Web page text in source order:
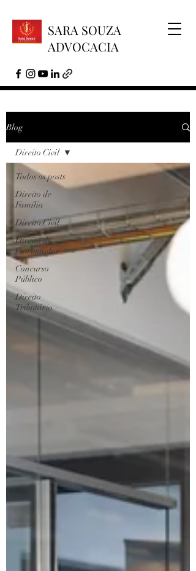
SARA SOUZA
ADVOCACIA
Blog
Todos os posts
Direito de
Família
Direito Civil
Direito do
Consumidor
Concurso
Público
Direito
Tributário
Direito Civil